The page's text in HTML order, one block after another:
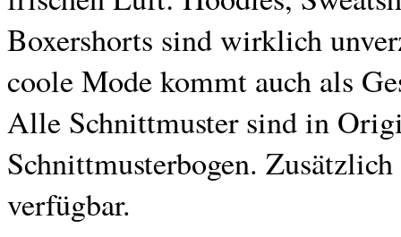
Boxershorts sind wirklich
coole Mode kommt auch als
Alle Schnittmuster sind in
Schnittmusterbogen.
verfügbar.